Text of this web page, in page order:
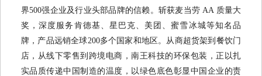
界500强企业及行业头部品牌的信赖。斩获麦当劳 AA 质量大
奖，深度服务肯德基、星巴克、美团、蜜雪冰城等知名品
牌，产品远销全球200多个国家和地区。从商超货架到餐饮门
店，从线下零售到跨境电商，南王科技的环保包装，正以扎
实品质传递中国制造的温度，以绿色底色彰显中国企业的责